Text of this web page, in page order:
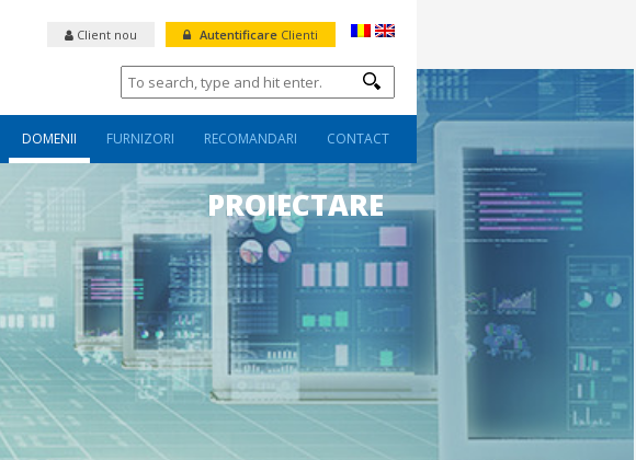
Autentificare Clienti
Client nou
DOMENII FURNIZORI RECOMANDARI CONTACT
PROIECTARE